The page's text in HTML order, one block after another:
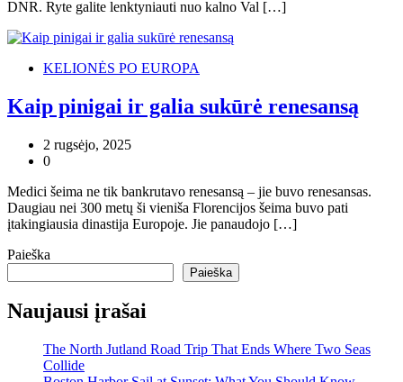
DNR. Ryte galite lenktyniauti nuo kalno Val […]
KELIONĖS PO EUROPA
Kaip pinigai ir galia sukūrė renesansą
2 rugsėjo, 2025
0
Medici šeima ne tik bankrutavo renesansą – jie buvo renesansas.
Daugiau nei 300 metų ši vieniša Florencijos šeima buvo pati
įtakingiausia dinastija Europoje. Jie panaudojo […]
Paieška
Paieška
Naujausi įrašai
The North Jutland Road Trip That Ends Where Two Seas
Collide